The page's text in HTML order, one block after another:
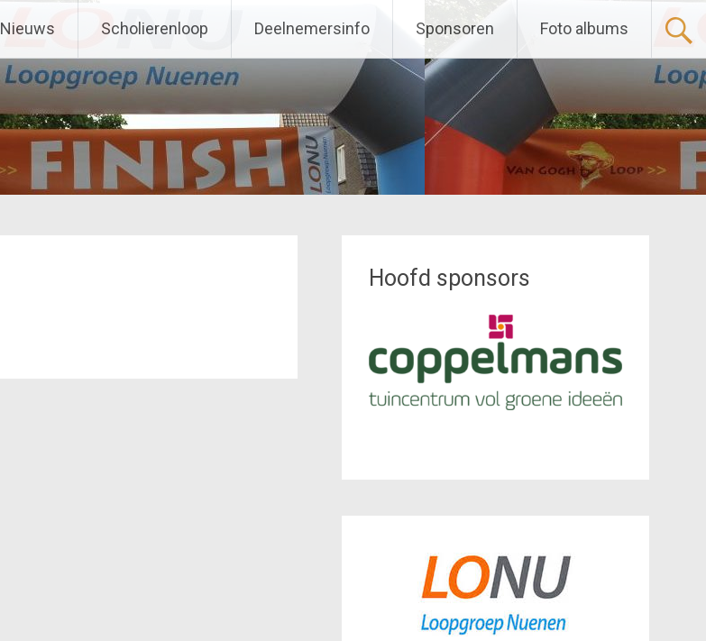
Nieuws Scholierenloop Deelnemersinfo Sponsoren Foto albums
Hoofd sponsors